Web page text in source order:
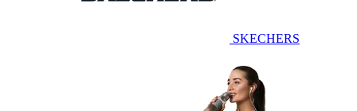
SKECHERS